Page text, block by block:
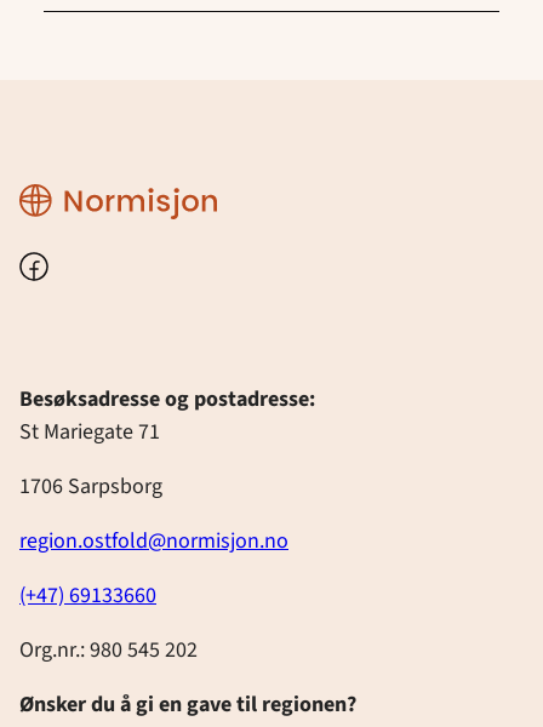
Region
Østfold
Facebook
Besøksadresse og postadresse:
St Mariegate 71
1706 Sarpsborg
region.ostfold@normisjon.no
(+47) 69133660
Org.nr.: 980 545 202
Ønsker du å gi en gave til regionen?